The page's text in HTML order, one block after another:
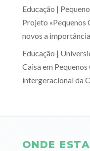
Educação |
Projeto «Pequenos
novos a
Educação |
Caisa em
intergeracional da
ONDE